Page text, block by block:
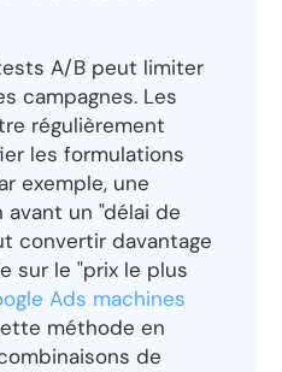
A/B peut limiter
campagnes. Les
régulièrement
les formulations
exemple, une
un "délai de
convertir davantage
sur le "prix le plus
Ads machines
méthode en
de